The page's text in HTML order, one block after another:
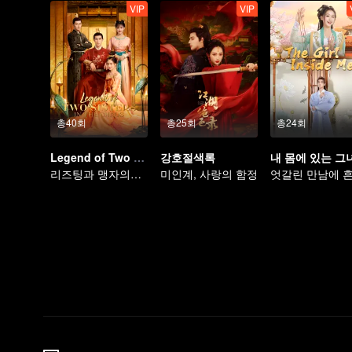
총40회
VIP
Legend of Two Sisters in the Chaos
리즈팅과 맹자의의 운명적인 사랑
총25회
VIP
강호절색록
미인계, 사랑의 함정
총24회
내 몸에 있는 그